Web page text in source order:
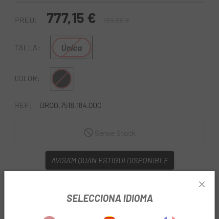
PREU: 777,15 €
TALLA: Única
COLOR: Multi
REF: DR00.7518.184.000
AVISA'M QUAN ESTIGUI DISPONIBLE
SELECCIONA IDIOMA